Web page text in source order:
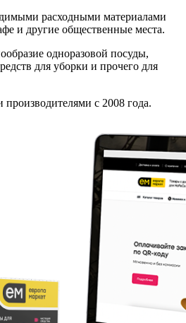
расходными материалами
и другие общественные места.
одноразовой посуды,
для уборки и прочего для
с 2008 года.